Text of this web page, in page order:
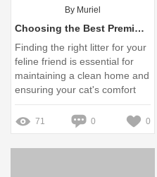
By Muriel
Choosing the Best Premium Bentonite Cat Litter
Finding the right litter for your
feline friend is essential for
maintaining a clean home and
ensuring your cat's comfort
71 0 0